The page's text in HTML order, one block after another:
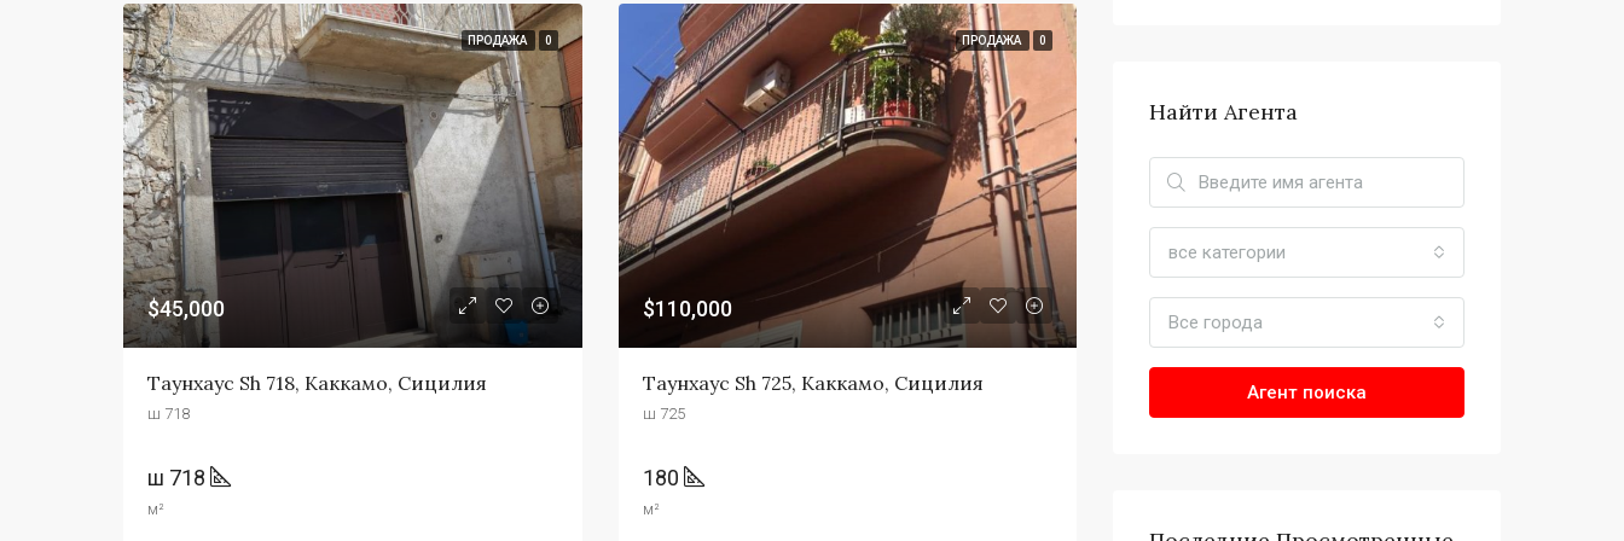
ПРОДАЖА 0
$45,000
Таунхаус Sh 718, Каккамо, Сицилия
ш 718
ш 718
м²
ПРОДАЖА 0
$110,000
Таунхаус Sh 725, Каккамо, Сицилия
ш 725
180
м²
Найти Агента
все категории
Все города
Агент поиска